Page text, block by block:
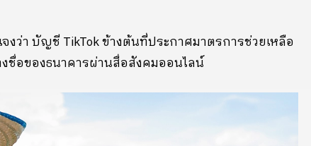
ว่า บัญชี TikTok ข้างต้นที่ประกาศมาตรการช่วยเหลือ
ชื่อของธนาคารผ่านสื่อสังคมออนไลน์